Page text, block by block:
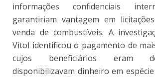
informações confidenciais
garantiriam vantagem em
venda de combustíveis. A
Vitol identificou o pagamento de
cujos beneficiários eram
disponibilizavam dinheiro em